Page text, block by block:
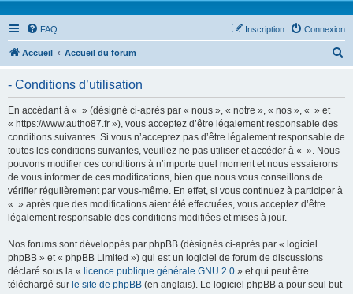
FAQ Connexion
Inscription
Accueil Accueil du forum
- Conditions d’utilisation
En accédant à « » (désigné ci-après par « nous », « notre », « nos », « » et
« https://www.autho87.fr »), vous acceptez d’être légalement responsable des
conditions suivantes. Si vous n’acceptez pas d’être légalement responsable de
toutes les conditions suivantes, veuillez ne pas utiliser et accéder à « ». Nous
pouvons modifier ces conditions à n’importe quel moment et nous essaierons
de vous informer de ces modifications, bien que nous vous conseillons de
vérifier régulièrement par vous-même. En effet, si vous continuez à participer à
« » après que des modifications aient été effectuées, vous acceptez d’être
légalement responsable des conditions modifiées et mises à jour.
Nos forums sont développés par phpBB (désignés ci-après par « logiciel
phpBB » et « phpBB Limited ») qui est un logiciel de forum de discussions
déclaré sous la « licence publique générale GNU 2.0 » et qui peut être
téléchargé sur le site de phpBB (en anglais). Le logiciel phpBB a pour seul but